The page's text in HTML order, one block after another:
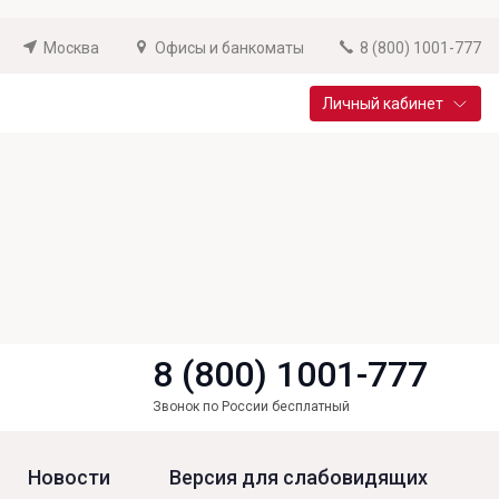
Москва Офисы и банкоматы 8 (800) 1001-777
Личный кабинет
8 (800) 1001-777
Звонок по России бесплатный
Новости Версия для слабовидящих